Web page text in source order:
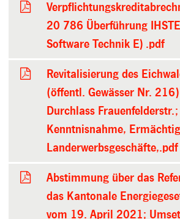
20 786 Überführung
Software Technik E) .pdf
Revitalisierung des
(öffentl. Gewässer Nr.
Durchlass
Kenntnisnahme,
Landerwerbsgeschäfte,.pdf
Abstimmung über das
das Kantonale
vom 19. April 2021;